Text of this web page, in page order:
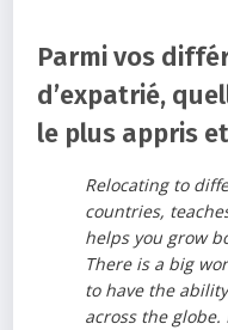
Parmi vos
d’expatrié,
le plus appris
Relocating to
countries,
helps you grow
There is a big
to have the
across the